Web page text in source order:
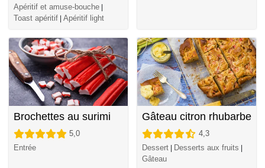
Apéritif et amuse-bouche
Toast apéritif Apéritif light
Brochettes au surimi
5,0
Entrée
Gâteau citron rhubarbe
4,3
Dessert
Desserts aux fruits
Gâteau